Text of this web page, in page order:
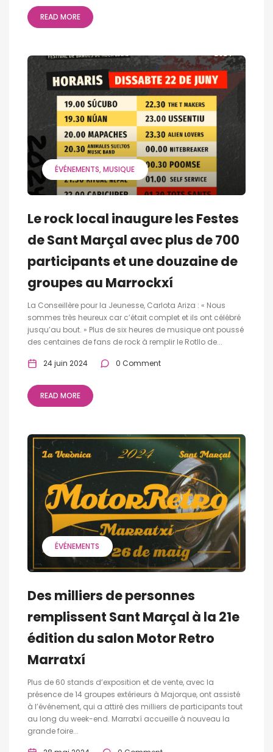
READ MORE
ÉVÉNEMENTS MUSIQUE
Le rock local inaugure les Festes
de Sant Marçal avec plus de 700
participants et une douzaine de
groupes au Marrockxí
La Conseillère pour la Jeunesse, Carlota Ariza : « Nous
sommes très heureux car c’était complet et ils ont célébré
jusqu’au bout. » Plus de six heures de musique ont poussé
des centaines de fans de rock à remplir le Rotllo de...
24 juin 2024 0 Comment
READ MORE
ÉVÉNEMENTS
Des milliers de personnes
remplissent Sant Marçal à la 21e
édition du salon Motor Retro
Marratxí
Plus de 60 stands d’exposition et de vente, avec la
présence de 14 groupes extérieurs à Majorque, ont assisté
à l’événement, qui a attiré des milliers de participants tout
au long du week-end. Marratxí accueille à nouveau la
grande foire...